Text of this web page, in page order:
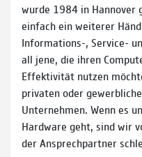
wurde 1984 in Hannover
einfach ein weiterer
Informations-, Service-
all jene, die ihren
Effektivität nutzen
privaten oder
Unternehmen. Wenn es
Hardware geht, sind wir
der Ansprechpartner